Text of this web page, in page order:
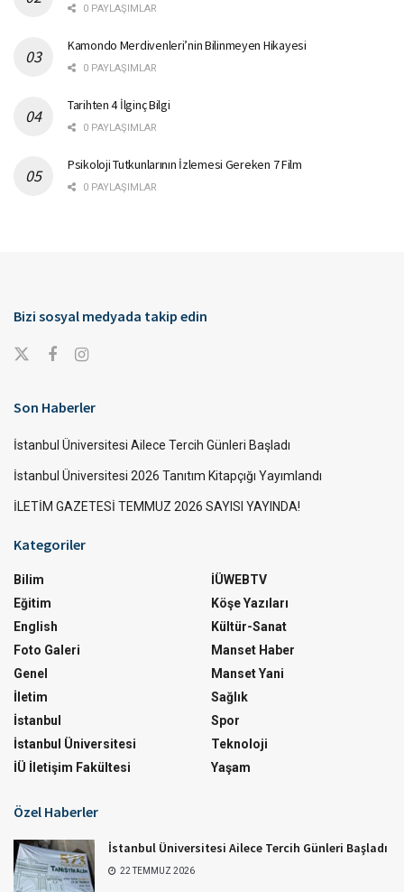
0 PAYLAŞIMLAR
Kamondo Merdivenleri’nin Bilinmeyen Hikayesi
0 PAYLAŞIMLAR
Tarihten 4 İlginç Bilgi
0 PAYLAŞIMLAR
Psikoloji Tutkunlarının İzlemesi Gereken 7 Film
0 PAYLAŞIMLAR
Bizi sosyal medyada takip edin
Son Haberler
İstanbul Üniversitesi Ailece Tercih Günleri Başladı
İstanbul Üniversitesi 2026 Tanıtım Kitapçığı Yayımlandı
İLETİM GAZETESİ TEMMUZ 2026 SAYISI YAYINDA!
Kategoriler
Bilim
Eğitim
English
Foto Galeri
Genel
İletim
İstanbul
İstanbul Üniversitesi
İÜ İletişim Fakültesi
İÜWEBTV
Köşe Yazıları
Kültür-Sanat
Manset Haber
Manset Yani
Sağlık
Spor
Teknoloji
Yaşam
Özel Haberler
İstanbul Üniversitesi Ailece Tercih Günleri Başladı
22 TEMMUZ 2026